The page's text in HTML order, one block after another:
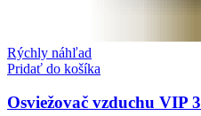
Rýchly náhľad
Pridať do košíka
Osviežovač vzduchu VIP